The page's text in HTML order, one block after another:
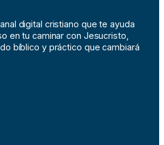
digital cristiano que te ayuda
en tu caminar con Jesucristo,
bíblico y práctico que cambiará